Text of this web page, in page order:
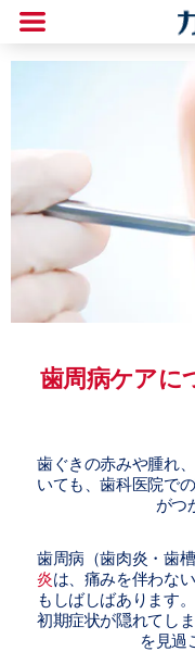
歯周病ケアに
歯ぐきの赤みや腫れ、
いても、歯科医院で
がつ
歯周病（歯肉炎・歯
炎は、痛みを伴わな
もしばしばあります
初期症状が隠れてし
を見過